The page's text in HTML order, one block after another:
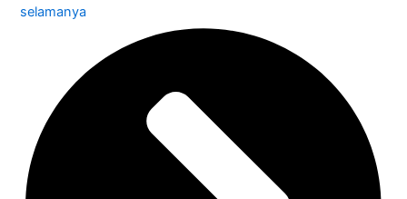
selamanya